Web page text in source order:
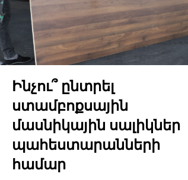
Ինչու՞ ընտրել
ստամբոքսային
մասնիկային սալիկներ
պահեստարանների
համար